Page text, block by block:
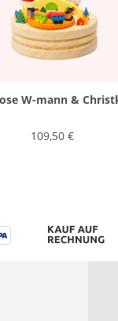
W-mann &
109,50 €